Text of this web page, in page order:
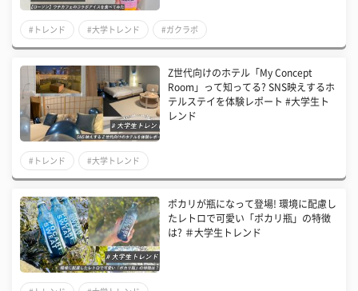
#トレンド #大学トレンド #ガクラボ
Z世代向けのホテル「My Concept
Room」って知ってる? SNS映えするホ
テルステイを体験レポート #大学生ト
レンド
#トレンド #大学トレンド
ポカリが瓶になって登場! 環境に配慮し
たレトロで可愛い「ポカリ瓶」の特徴
は? ＃大学生トレンド